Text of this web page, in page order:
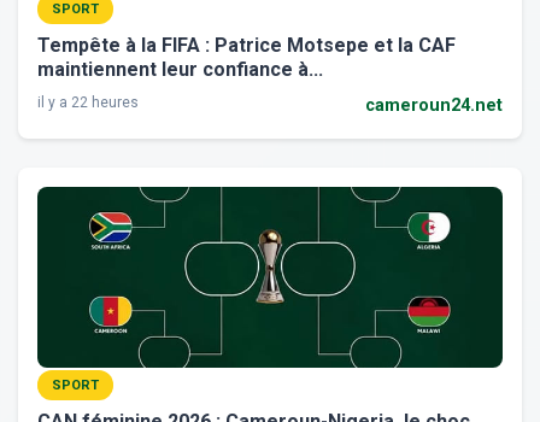
SPORT
Tempête à la FIFA : Patrice Motsepe et la CAF
maintiennent leur confiance à...
il y a 22 heures cameroun24.net
SPORT